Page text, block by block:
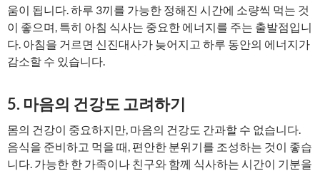
움이 됩니다. 하루 3끼를 가능한 정해진 시간에 소량씩 먹는 것
이 좋으며, 특히 아침 식사는 중요한 에너지를 주는 출발점입니
다. 아침을 거르면 신진대사가 늦어지고 하루 동안의 에너지가
감소할 수 있습니다.
5. 마음의 건강도 고려하기
몸의 건강이 중요하지만, 마음의 건강도 간과할 수 없습니다.
음식을 준비하고 먹을 때, 편안한 분위기를 조성하는 것이 좋습
니다. 가능한 한 가족이나 친구와 함께 식사하는 시간이 기분을